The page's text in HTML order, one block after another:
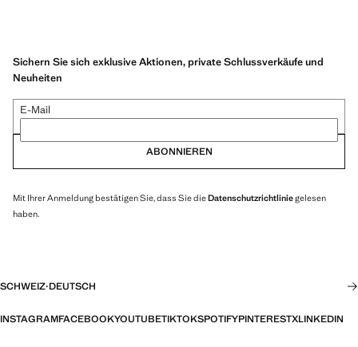
Sichern Sie sich exklusive Aktionen, private Schlussverkäufe und
Neuheiten
E-Mail
ABONNIEREN
Mit Ihrer Anmeldung bestätigen Sie, dass Sie dieDatenschutzrichtliniegelesen
haben.
SCHWEIZ·DEUTSCH
INSTAGRAMFACEBOOKYOUTUBETIKTOKSPOTIFYPINTERESTXLINKEDIN